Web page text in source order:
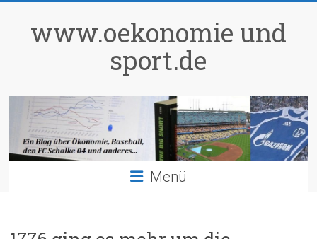
springenwww.oekonomie und
sport.de
Menü